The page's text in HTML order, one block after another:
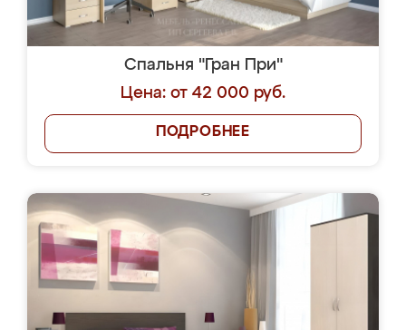
Спальня "Гран При"
Цена: от 42 000 руб.
ПОДРОБНЕЕ